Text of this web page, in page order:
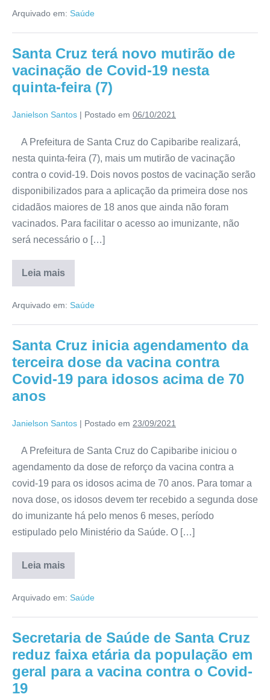
Arquivado em: Saúde
Santa Cruz terá novo mutirão de
vacinação de Covid-19 nesta
quinta-feira (7)
Janielson Santos | Postado em 06/10/2021
A Prefeitura de Santa Cruz do Capibaribe realizará,
nesta quinta-feira (7), mais um mutirão de vacinação
contra o covid-19. Dois novos postos de vacinação serão
disponibilizados para a aplicação da primeira dose nos
cidadãos maiores de 18 anos que ainda não foram
vacinados. Para facilitar o acesso ao imunizante, não
será necessário o […]
Leia mais
Arquivado em: Saúde
Santa Cruz inicia agendamento da
terceira dose da vacina contra
Covid-19 para idosos acima de 70
anos
Janielson Santos | Postado em 23/09/2021
A Prefeitura de Santa Cruz do Capibaribe iniciou o
agendamento da dose de reforço da vacina contra a
covid-19 para os idosos acima de 70 anos. Para tomar a
nova dose, os idosos devem ter recebido a segunda dose
do imunizante há pelo menos 6 meses, período
estipulado pelo Ministério da Saúde. O […]
Leia mais
Arquivado em: Saúde
Secretaria de Saúde de Santa Cruz
reduz faixa etária da população em
geral para a vacina contra o Covid-
19